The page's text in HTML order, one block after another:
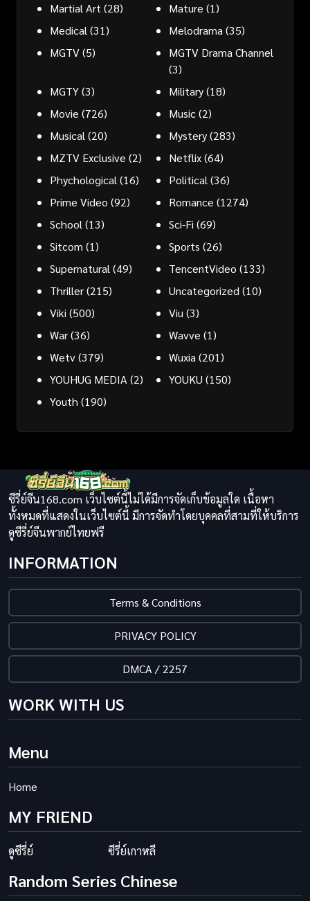
Martial Art (28) Mature (1)
Medical (31) Melodrama (35)
MGTV(5)
MGTV Drama Channel
(3)
MGTY(3) Military(18)
Movie (726) Music(2)
Musical (20) Mystery(283)
MZTV Exclusive (2) Netflix(64)
Phychological (16) Political (36)
Prime Video (92) Romance (1274)
School (13) Sci-Fi (69)
Sitcom (1) Sports (26)
Supernatural (49) TencentVideo (133)
Thriller(215) Uncategorized (10)
Viki (500) Viu (3)
War(36) Wavve (1)
Wetv(379) Wuxia (201)
YOUHUG MEDIA (2) YOUKU (150)
Youth (190)
ซีรี่ย์จีน168.com เว็บไซต์นี้ไม่ได้มีการจัดเก็บข้อมูลใด เนื้อหา
ทั้งหมดที่แสดงในเว็บไซต์นี้ มีการจัดทำโดยบุคคลที่สามที่ให้บริการ
ดูซีรี่ย์จีนพากย์ไทยฟรี
INFORMATION
Terms & Conditions
PRIVACY POLICY
DMCA / 2257
WORK WITH US
Menu
Home
MY FRIEND
ดูซีรี่ย์ ซีรี่ย์เกาหลี
Random Series Chinese